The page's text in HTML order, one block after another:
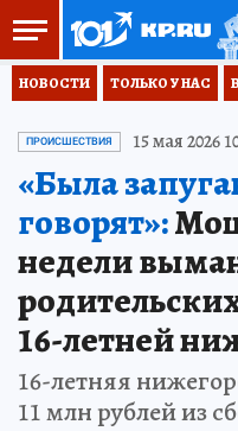
НОВОСТИ ТОЛЬКО У НАС
ПРОИСШЕСТВИЯ 15 мая 2026
«Была
говорят»:
недели
16-летней
16-летняя
11 млн рублей из